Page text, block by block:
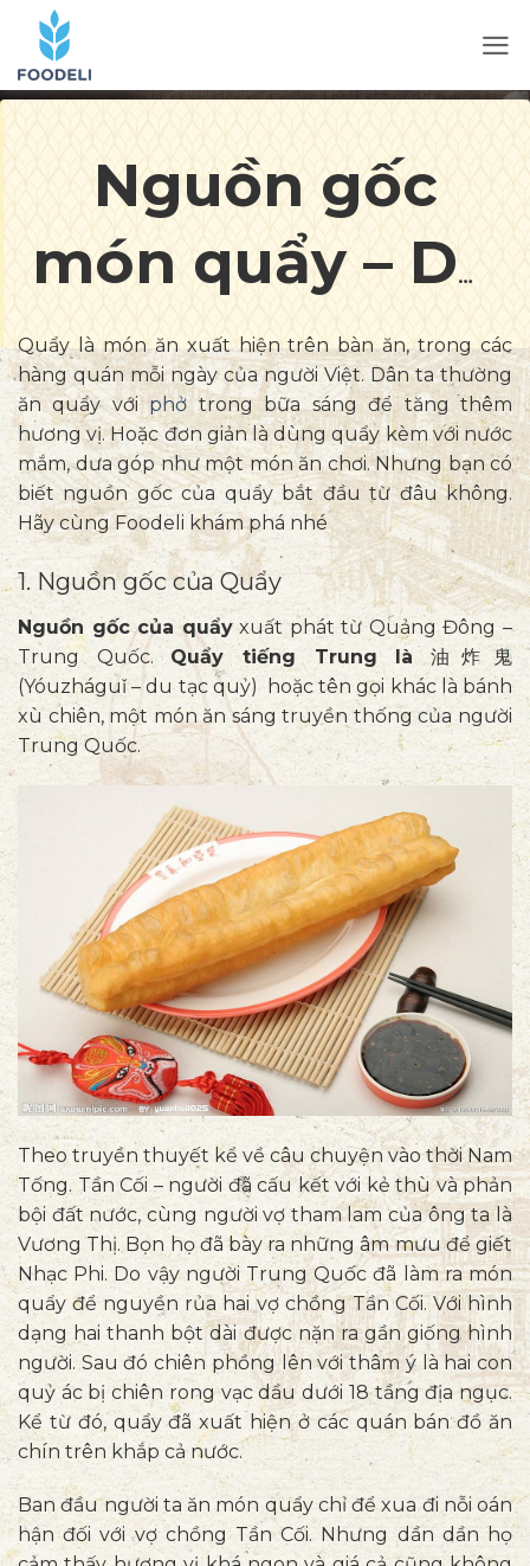
Nguồn gốc
món quẩy – Du
tạc quỷ câu
chuyện ly kỳ
Quẩy là món ăn xuất hiện trên bàn ăn, trong các
hàng quán mỗi ngày của người Việt. Dân ta thường
ăn quẩy vớiphở trong bữa sáng để tăng thêm
hương vị. Hoặc đơn giản là dùng quẩy kèm với nước
mắm, dưa góp như một món ăn chơi. Nhưng bạn có
biết nguồn gốc của quẩy bắt đầu từ đâu không.
Hãy cùng Foodeli khám phá nhé
1. Nguồn gốc của Quẩy
Nguồn gốc của quẩy xuất phát từ Quảng Đông –
Trung Quốc.Quẩy tiếng Trung là
油炸鬼
(Yóuzháguǐ – du tạc quỷ)
hoặc tên gọi khác là bánh
xù chiên, một món ăn sáng truyền thống của người
Trung Quốc.
Theo truyền thuyết kể về câu chuyện vào thời Nam
Tống. Tần Cối – người đã cấu kết với kẻ thù và phản
bội đất nước, cùng người vợ tham lam của ông ta là
Vương Thị. Bọn họ đã bày ra những âm mưu để giết
Nhạc Phi. Do vậy người Trung Quốc đã làm ra món
quẩy để nguyền rủa hai vợ chồng Tần Cối. Với hình
dạng hai thanh bột dài được nặn ra gần giống hình
người. Sau đó chiên phồng lên với thâm ý là hai con
quỷ ác bị chiên rong vạc dầu dưới 18 tầng địa ngục.
Kể từ đó, quẩy đã xuất hiện ở các quán bán đồ ăn
chín trên khắp cả nước.
Ban đầu người ta ăn món quẩy chỉ để xua đi nỗi oán
hận đối với vợ chồng Tần Cối. Nhưng dần dần họ